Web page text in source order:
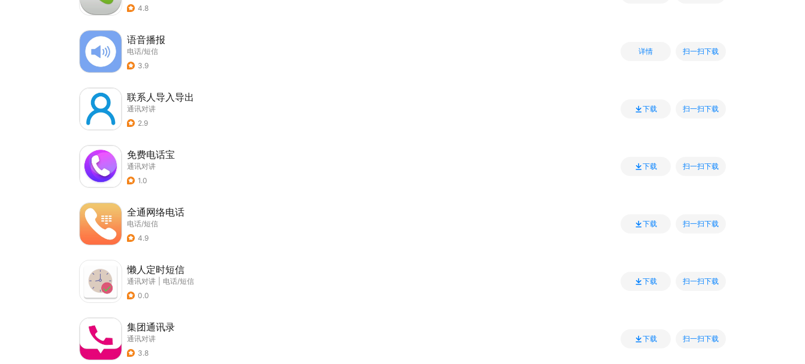
4.8
语音播报
电话/短信
3.9
详情 扫一扫下载
联系人导入导出
通讯对讲
2.9
下载 扫一扫下载
免费电话宝
通讯对讲
1.0
下载 扫一扫下载
全通网络电话
电话/短信
4.9
下载 扫一扫下载
懒人定时短信
通讯对讲
电话/短信
0.0
下载 扫一扫下载
集团通讯录
通讯对讲
3.8
下载 扫一扫下载